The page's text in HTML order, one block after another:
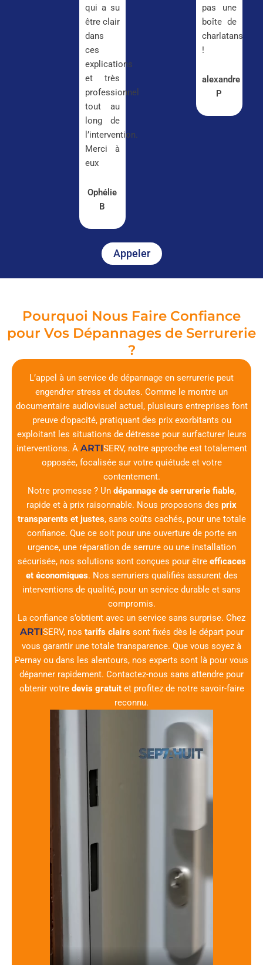
qui a su
être clair
dans
ces
explications
et très
professionnel
tout au
long de
l’intervention.
Merci à
eux
Ophélie
B
pas une
boîte de
charlatans
!
alexandre
P
Appeler
Pourquoi Nous Faire Confiance
pour Vos Dépannages de Serrurerie
?
L’appel à un service de dépannage en serrurerie peut
engendrer stress et doutes. Comme le montre un
documentaire audiovisuel actuel, plusieurs entreprises font
preuve d’opacité, pratiquant des prix exorbitants ou
exploitant les situations de détresse pour surfacturer leurs
interventions. À ARTISERV, notre approche est totalement
opposée, focalisée sur votre quiétude et votre
contentement.
Notre promesse ? Un dépannage de serrurerie fiable,
rapide et à prix raisonnable. Nous proposons des prix
transparents et justes, sans coûts cachés, pour une totale
confiance. Que ce soit pour une ouverture de porte en
urgence, une réparation de serrure ou une installation
sécurisée, nos solutions sont conçues pour être efficaces
et économiques. Nos serruriers qualifiés assurent des
interventions de qualité, pour un service durable et sans
compromis.
La confiance s’obtient avec un service sans surprise. Chez
ARTISERV, nos tarifs clairssont fixés dès le départ pour
vous garantir une totale transparence. Que vous soyez à
Pernay ou dans les alentours, nos experts sont là pour vous
dépanner rapidement. Contactez-nous sans attendre pour
obtenir votre devis gratuitet profitez de notre savoir-faire
reconnu.